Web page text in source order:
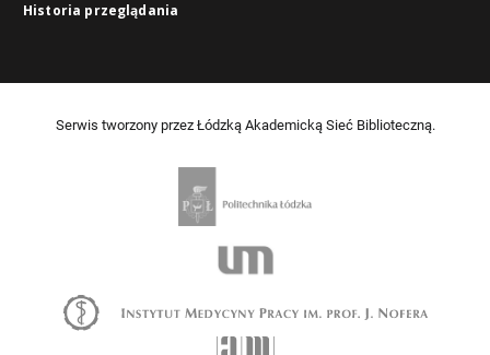
Historia przeglądania
Serwis tworzony przez Łódzką Akademicką Sieć Biblioteczną.